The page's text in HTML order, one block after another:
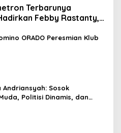
Terbarunya
Febby Rastanty,
ORADO Peresmian Klub
Andriansyah: Sosok
Politisi Dinamis, dan